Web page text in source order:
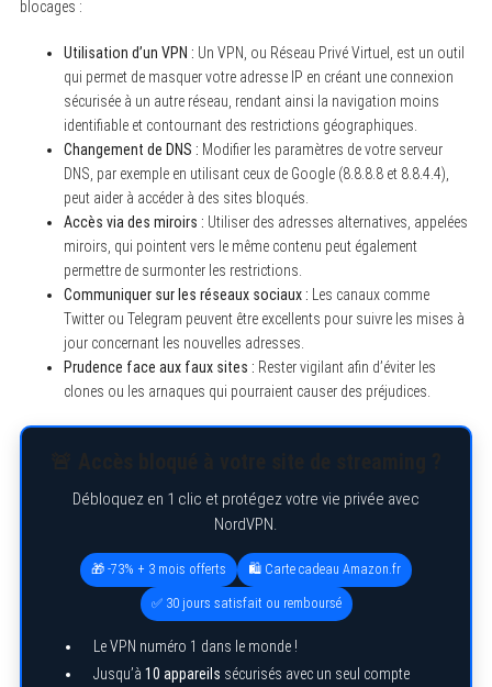
blocages :
Utilisation d’un VPN : Un VPN, ou Réseau Privé Virtuel, est un outil
qui permet de masquer votre adresse IP en créant une connexion
sécurisée à un autre réseau, rendant ainsi la navigation moins
identifiable et contournant des restrictions géographiques.
Changement de DNS : Modifier les paramètres de votre serveur
DNS, par exemple en utilisant ceux de Google (8.8.8.8 et 8.8.4.4),
peut aider à accéder à des sites bloqués.
Accès via des miroirs : Utiliser des adresses alternatives, appelées
miroirs, qui pointent vers le même contenu peut également
permettre de surmonter les restrictions.
Communiquer sur les réseaux sociaux : Les canaux comme
Twitter ou Telegram peuvent être excellents pour suivre les mises à
jour concernant les nouvelles adresses.
Prudence face aux faux sites : Rester vigilant afin d’éviter les
clones ou les arnaques qui pourraient causer des préjudices.
Débloquez en 1 clic et protégez votre vie privée avec
NordVPN.
🎁 -73% + 3 mois offerts 🛍️ Carte cadeau Amazon.fr
✅ 30 jours satisfait ou remboursé
Le VPN numéro 1 dans le monde !
Jusqu’à 10 appareils sécurisés avec un seul compte